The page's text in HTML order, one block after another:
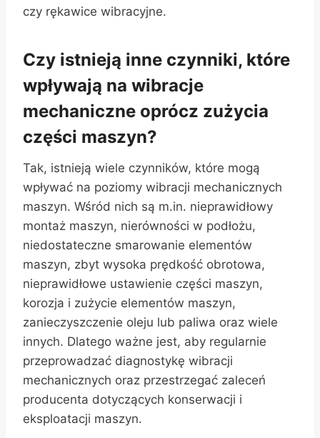
czy rękawice wibracyjne.
Czy istnieją inne czynniki, które
wpływają na wibracje
mechaniczne oprócz zużycia
części maszyn?
Tak, istnieją wiele czynników, które mogą
wpływać na poziomy wibracji mechanicznych
maszyn. Wśród nich są m.in. nieprawidłowy
montaż maszyn, nierówności w podłożu,
niedostateczne smarowanie elementów
maszyn, zbyt wysoka prędkość obrotowa,
nieprawidłowe ustawienie części maszyn,
korozja i zużycie elementów maszyn,
zanieczyszczenie oleju lub paliwa oraz wiele
innych. Dlatego ważne jest, aby regularnie
przeprowadzać diagnostykę wibracji
mechanicznych oraz przestrzegać zaleceń
producenta dotyczących konserwacji i
eksploatacji maszyn.